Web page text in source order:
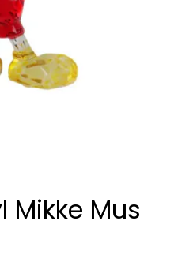
Mikke Mus